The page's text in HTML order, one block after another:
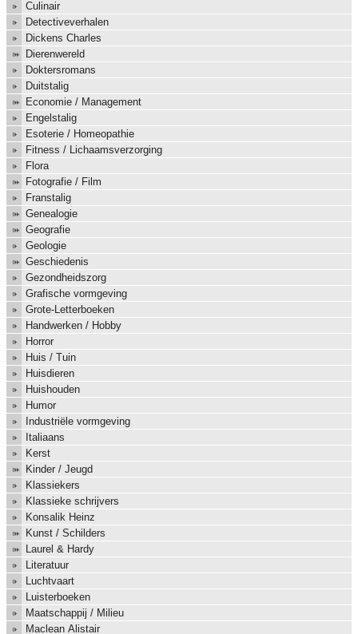
Culinair
Detectiveverhalen
Dickens Charles
Dierenwereld
Doktersromans
Duitstalig
Economie / Management
Engelstalig
Esoterie / Homeopathie
Fitness / Lichaamsverzorging
Flora
Fotografie / Film
Franstalig
Genealogie
Geografie
Geologie
Geschiedenis
Gezondheidszorg
Grafische vormgeving
Grote-Letterboeken
Handwerken / Hobby
Horror
Huis / Tuin
Huisdieren
Huishouden
Humor
Industriële vormgeving
Italiaans
Kerst
Kinder / Jeugd
Klassiekers
Klassieke schrijvers
Konsalik Heinz
Kunst / Schilders
Laurel & Hardy
Literatuur
Luchtvaart
Luisterboeken
Maatschappij / Milieu
Maclean Alistair